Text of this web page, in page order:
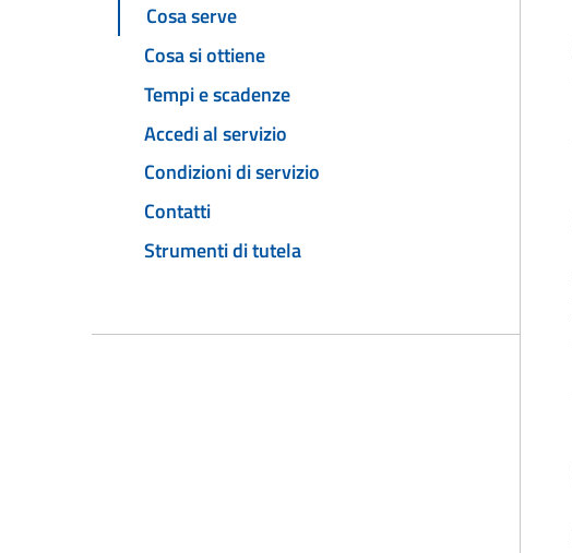
Cosa serve
Cosa si ottiene
Tempi e scadenze
Accedi al servizio
Condizioni di servizio
Contatti
Strumenti di tutela